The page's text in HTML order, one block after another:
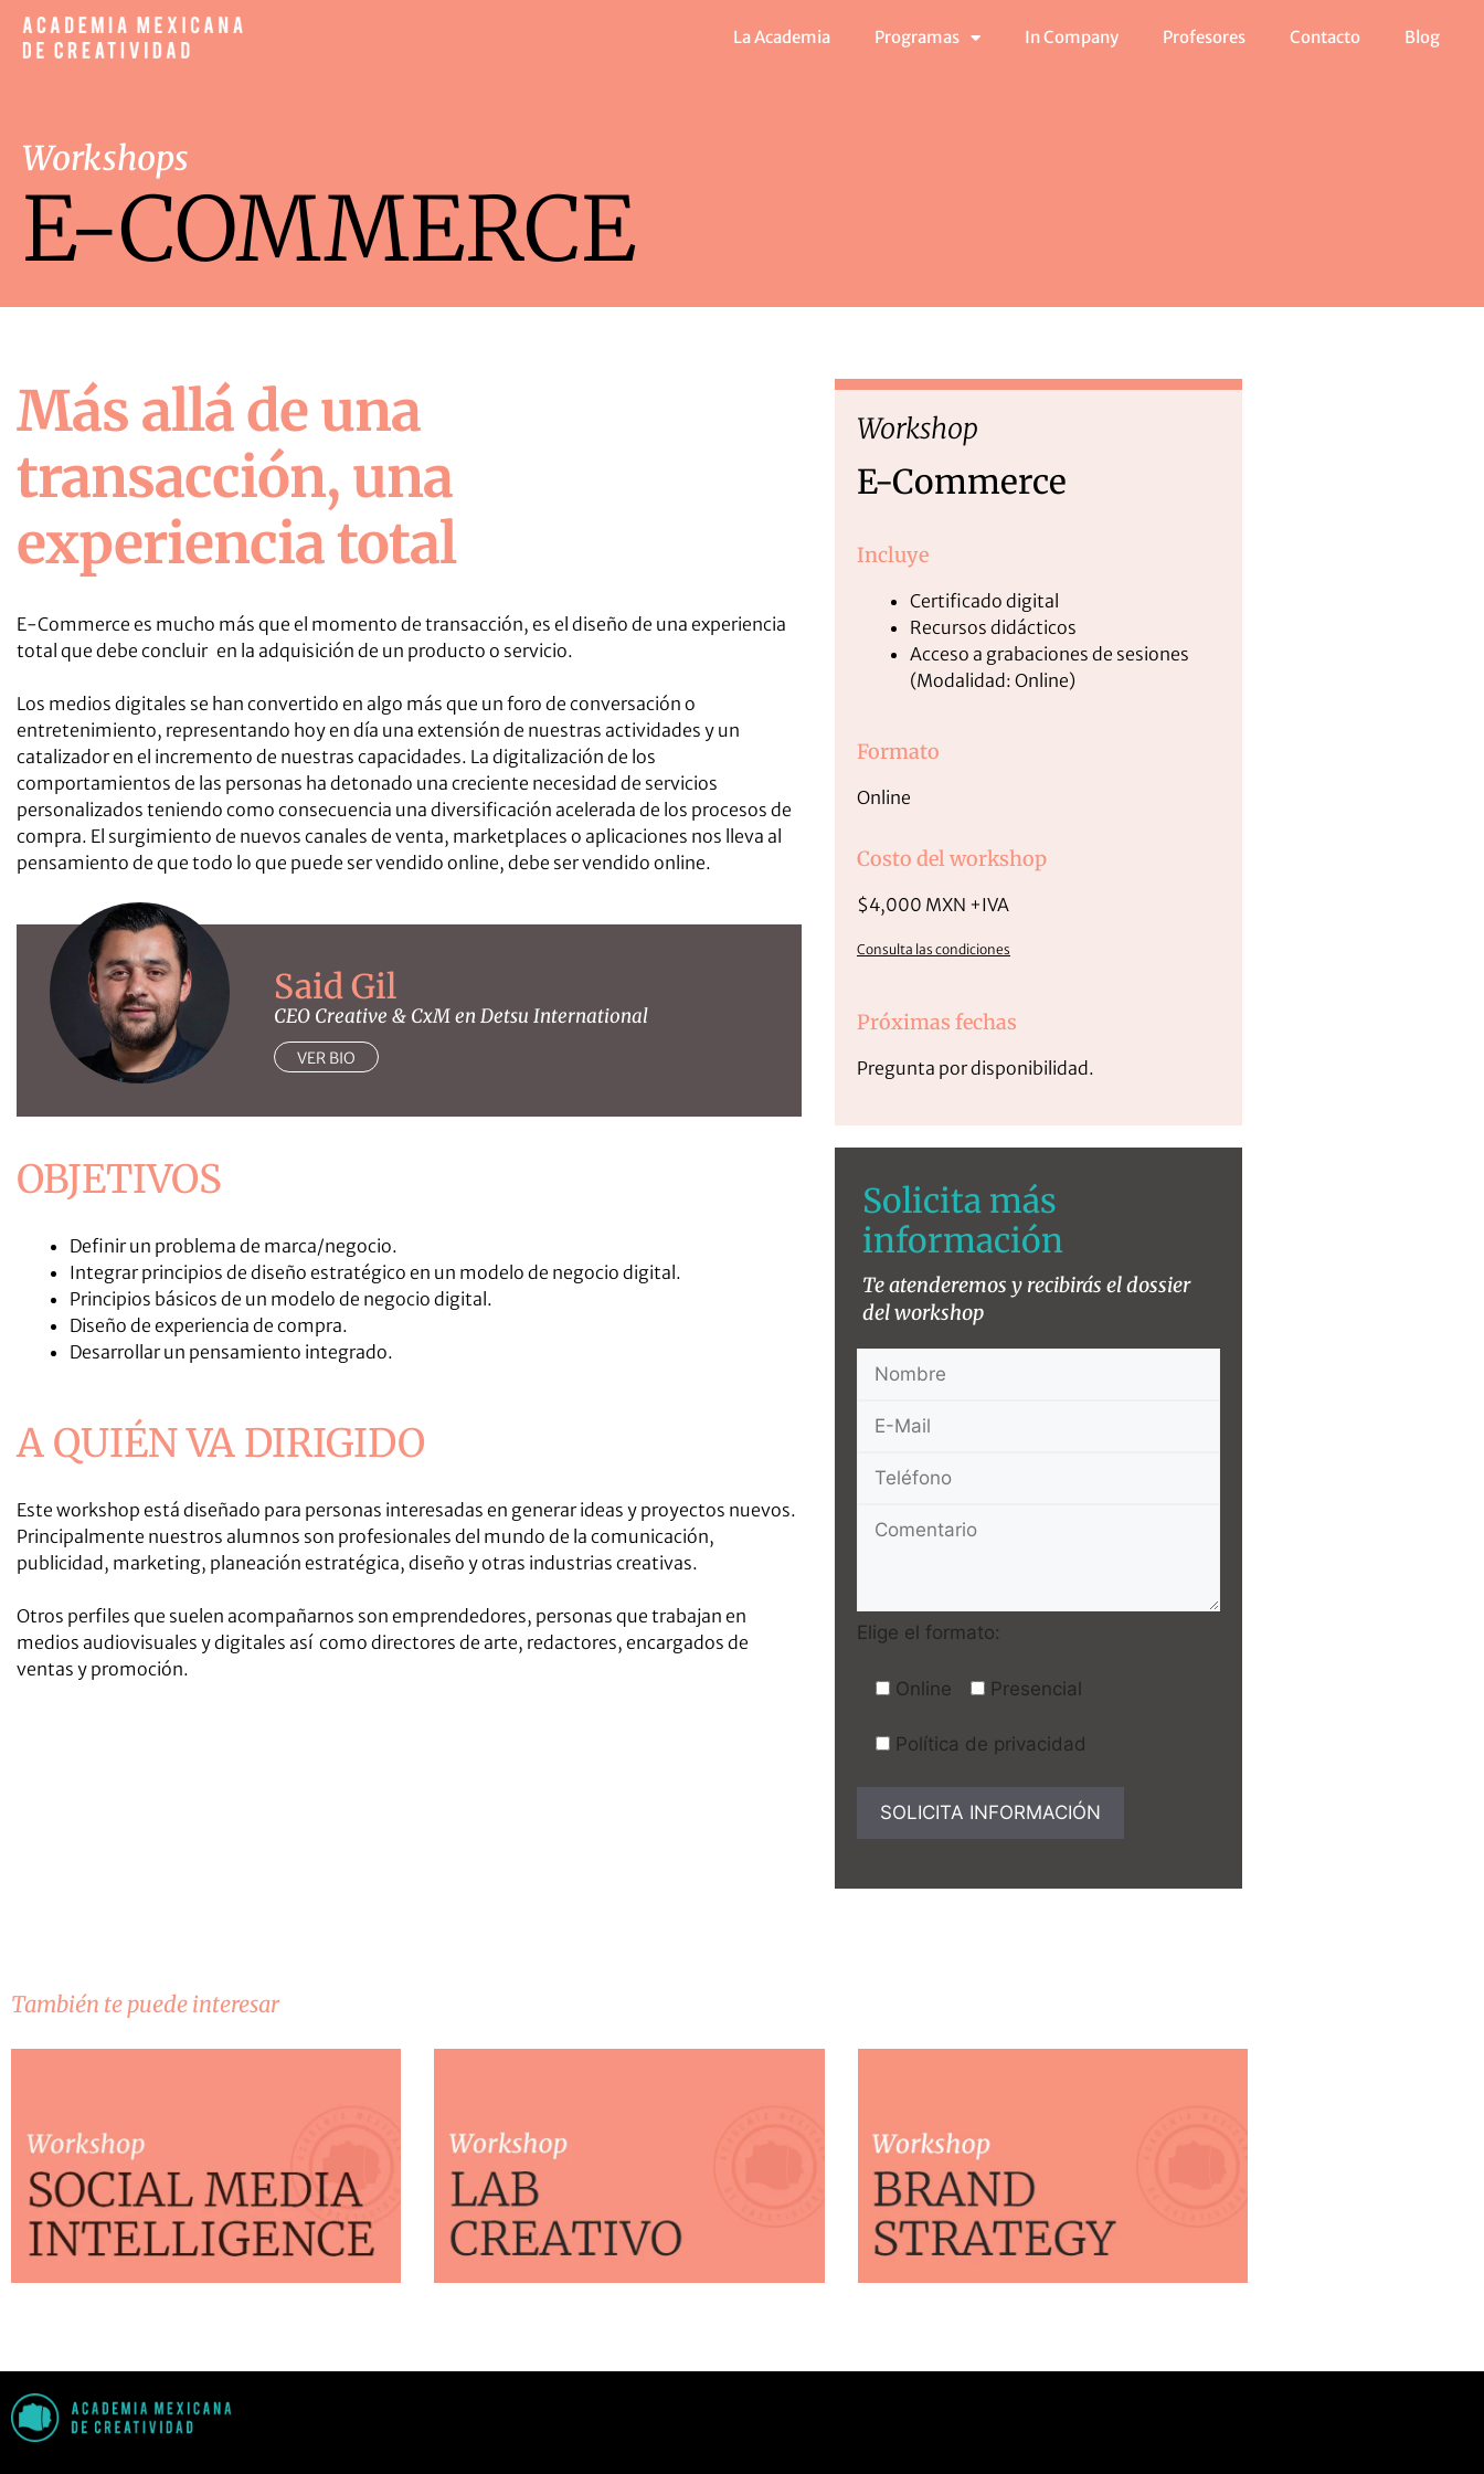
La Academia Programas In Company Profesores Contacto Blog
Workshops
E-COMMERCE
Más allá de una
transacción, una
experiencia total
E-Commerce es mucho más que el momento de transacción, es el diseño de una experiencia
total que debe concluir en la adquisición de un producto o servicio.
Los medios digitales se han convertido en algo más que un foro de conversación o
entretenimiento, representando hoy en día una extensión de nuestras actividades y un
catalizador en el incremento de nuestras capacidades. La digitalización de los
comportamientos de las personas ha detonado una creciente necesidad de servicios
personalizados teniendo como consecuencia una diversificación acelerada de los procesos de
compra. El surgimiento de nuevos canales de venta, marketplaces o aplicaciones nos lleva al
pensamiento de que todo lo que puede ser vendido online, debe ser vendido online.
Said Gil
CEO Creative & CxM en Detsu International
VER BIO
OBJETIVOS
Definir un problema de marca/negocio.
Integrar principios de diseño estratégico en un modelo de negocio digital.
Principios básicos de un modelo de negocio digital.
Diseño de experiencia de compra.
Desarrollar un pensamiento integrado.
A QUIÉN VA DIRIGIDO
Este workshop está diseñado para personas interesadas en generar ideas y proyectos nuevos.
Principalmente nuestros alumnos son profesionales del mundo de la comunicación,
publicidad, marketing, planeación estratégica, diseño y otras industrias creativas.
Otros perfiles que suelen acompañarnos son emprendedores, personas que trabajan en
medios audiovisuales y digitales así como directores de arte, redactores, encargados de
ventas y promoción.
Workshop
E-Commerce
Incluye
Certificado digital
Recursos didácticos
Acceso a grabaciones de sesiones
(Modalidad: Online)
Formato
Online
Costo del workshop
$4,000 MXN +IVA
Consulta las condiciones
Próximas fechas
Pregunta por disponibilidad.
Solicita más
información
Te atenderemos y recibirás el dossier
del workshop
Elige el formato:
Online Presencial
Política de privacidad
También te puede interesar